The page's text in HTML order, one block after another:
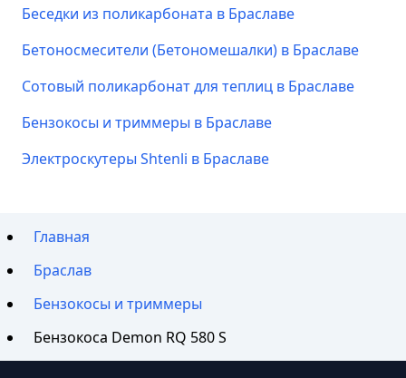
Беседки из поликарбоната в Браславе
Бетоносмесители (Бетономешалки) в Браславе
Сотовый поликарбонат для теплиц в Браславе
Бензокосы и триммеры в Браславе
Электроскутеры Shtenli в Браславе
Главная
Браслав
Бензокосы и триммеры
Бензокоса Demon RQ 580 S